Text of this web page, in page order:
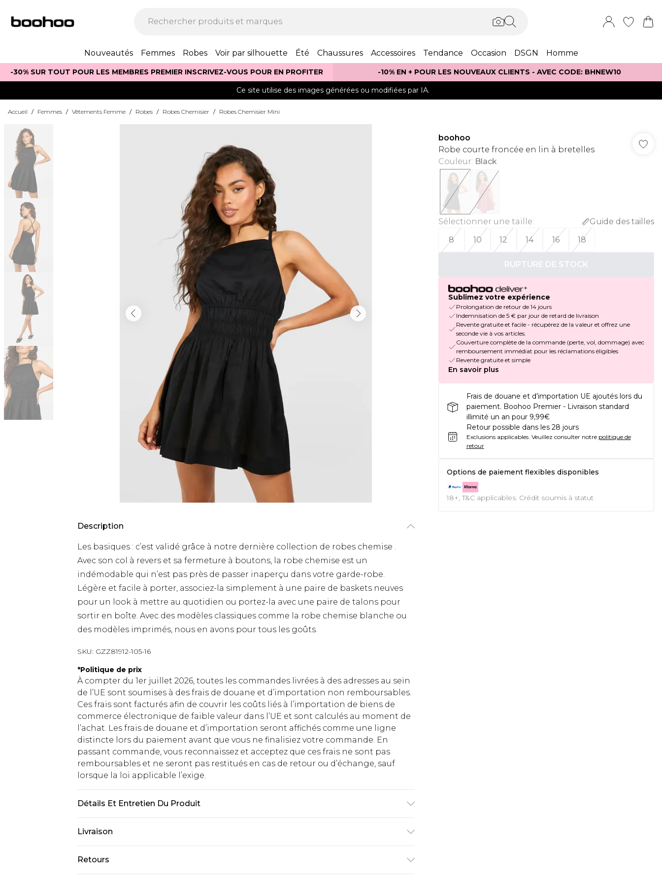
Nouveautés Femmes Robes Voir par silhouette Été Chaussures Accessoires Tendance Occasion DSGN Homme
-30% SUR TOUT POUR LES MEMBRES PREMIER INSCRIVEZ-VOUS POUR EN PROFITER -10% EN + POUR LES NOUVEAUX CLIENTS - AVEC CODE: BHNEW10
Ce site utilise des images générées ou modifiées par IA.
Accueil / Femmes / Vêtements Femme / Robes / Robes Chemisier / Robes Chemisier Mini
Description
Les basiques : c’est validé grâce à notre dernière collection de robes chemise .
Avec son col à revers et sa fermeture à boutons, la robe chemise est un
indémodable qui n’est pas près de passer inaperçu dans votre garde-robe.
Légère et facile à porter, associez-la simplement à une paire de baskets neuves
pour un look à mettre au quotidien ou portez-la avec une paire de talons pour
sortir en boîte. Avec des modèles classiques comme la robe chemise blanche ou
des modèles imprimés, nous en avons pour tous les goûts.
SKU: GZZ81912-105-16
*Politique de prix
À compter du 1er juillet 2026, toutes les commandes livrées à des adresses au sein
de l’UE sont soumises à des frais de douane et d’importation non remboursables.
Ces frais sont facturés afin de couvrir les coûts liés à l’importation de biens de
commerce électronique de faible valeur dans l’UE et sont calculés au moment de
l’achat. Les frais de douane et d’importation seront affichés comme une ligne
distincte lors du paiement avant que vous ne finalisiez votre commande. En
passant commande, vous reconnaissez et acceptez que ces frais ne sont pas
remboursables et ne seront pas restitués en cas de retour ou d’échange, sauf
lorsque la loi applicable l’exige.
Détails Et Entretien Du Produit
Livraison
Livraison standard France
€2.99
Retours
boohoo
Robe courte froncée en lin à bretelles
Couleur: Black
Sélectionner une taille:
Guide des tailles
8
10 12 14 16 18
RUPTURE DE STOCK
Sublimez votre expérience
Prolongation de retour de 14 jours
Indemnisation de 5 € par jour de retard de livraison
Revente gratuite et facile - récupérez de la valeur et offrez une
seconde vie à vos articles.
Couverture complète de la commande (perte, vol, dommage) avec
remboursement immédiat pour les réclamations éligibles
Revente gratuite et simple
En savoir plus
Frais de douane et d’importation UE ajoutés lors du
paiement. Boohoo Premier - Livraison standard
illimité un an pour 9,99€
Retour possible dans les 28 jours
Exclusions applicables. Veuillez consulter notre politique de
retour
Options de paiement flexibles disponibles
18+, T&C applicables. Crédit soumis à statut